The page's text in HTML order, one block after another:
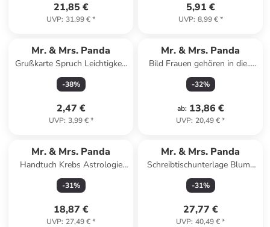
21,85 €
UVP: 31,99 €*
5,91 €
UVP: 8,99 €*
Mr. & Mrs. Panda
Grußkarte Spruch Leichtigkeit
für Profis mit Sp... in Weiß
-38%
2,47 €
UVP: 3,99 €*
Mr. & Mrs. Panda
Bild Frauen gehören in die...
mit Spruch in Weiß
-32%
ab: 13,86 €
UVP: 20,49 €*
Mr. & Mrs. Panda
Handtuch Krebs Astrologie
Design ohne Spruch in Weiß
-31%
18,87 €
UVP: 27,49 €*
Mr. & Mrs. Panda
Schreibtischunterlage Blume
Mohnblume Design mi... in
Weiß
-31%
27,77 €
UVP: 40,49 €*